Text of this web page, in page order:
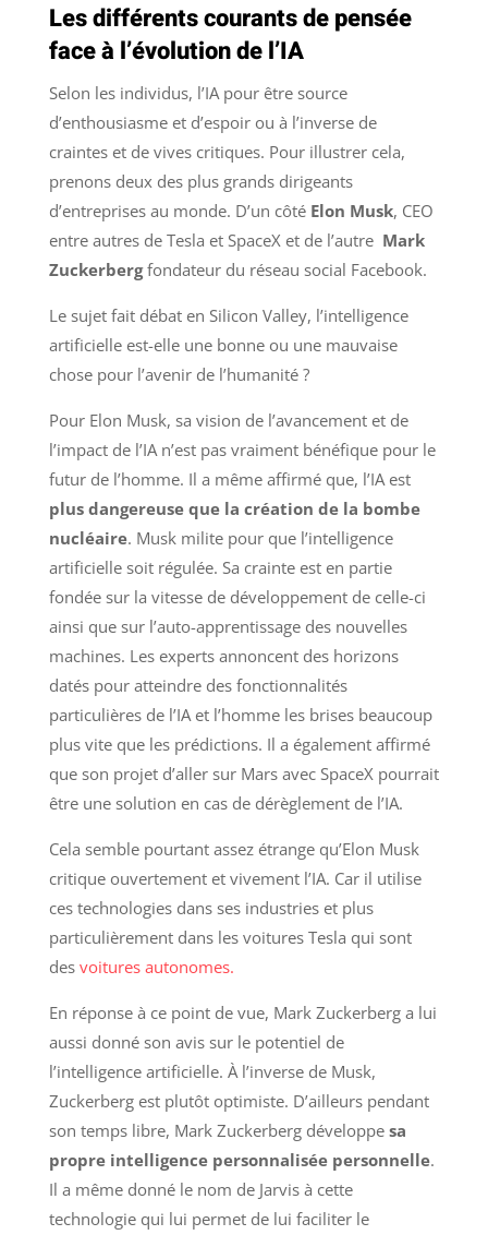
Les différents courants de pensée
face à l’évolution de l’IA
Selon les individus, l’IA pour être source
d’enthousiasme et d’espoir ou à l’inverse de
craintes et de vives critiques. Pour illustrer cela,
prenons deux des plus grands dirigeants
d’entreprises au monde. D’un côté Elon Musk, CEO
entre autres de Tesla et SpaceX et de l’autre Mark
Zuckerbergfondateur du réseau social Facebook.
Le sujet fait débat en Silicon Valley, l’intelligence
artificielle est-elle une bonne ou une mauvaise
chose pour l’avenir de l’humanité ?
Pour Elon Musk, sa vision de l’avancement et de
l’impact de l’IA n’est pas vraiment bénéfique pour le
futur de l’homme. Il a même affirmé que, l’IA est
plus dangereuse que la création de la bombe
nucléaire. Musk milite pour que l’intelligence
artificielle soit régulée. Sa crainte est en partie
fondée sur la vitesse de développement de celle-ci
ainsi que sur l’auto-apprentissage des nouvelles
machines. Les experts annoncent des horizons
datés pour atteindre des fonctionnalités
particulières de l’IA et l’homme les brises beaucoup
plus vite que les prédictions. Il a également affirmé
que son projet d’aller sur Mars avec SpaceX pourrait
être une solution en cas de dérèglement de l’IA.
Cela semble pourtant assez étrange qu’Elon Musk
critique ouvertement et vivement l’IA. Car il utilise
ces technologies dans ses industries et plus
particulièrement dans les voitures Tesla qui sont
des voitures autonomes.
En réponse à ce point de vue, Mark Zuckerberg a lui
aussi donné son avis sur le potentiel de
l’intelligence artificielle. À l’inverse de Musk,
Zuckerberg est plutôt optimiste. D’ailleurs pendant
son temps libre, Mark Zuckerberg développe sa
propre intelligence personnalisée personnelle.
Il a même donné le nom de Jarvis à cette
technologie qui lui permet de lui faciliter le